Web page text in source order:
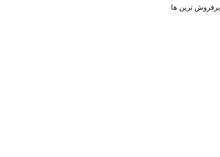
پرفروش ترین ها